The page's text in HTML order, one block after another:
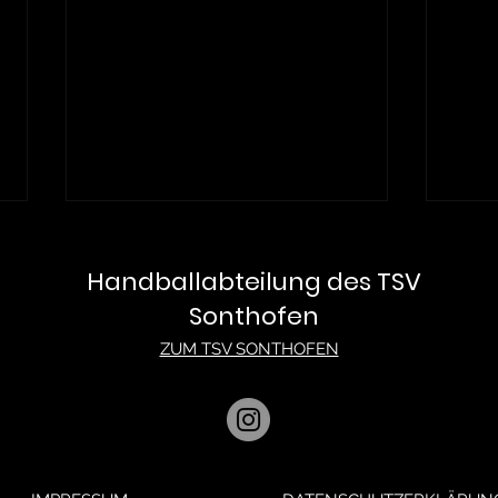
Sonthofen steigt nach
Handballabteilung des TSV
Sonthofen
ZUM TSV SONTHOFEN